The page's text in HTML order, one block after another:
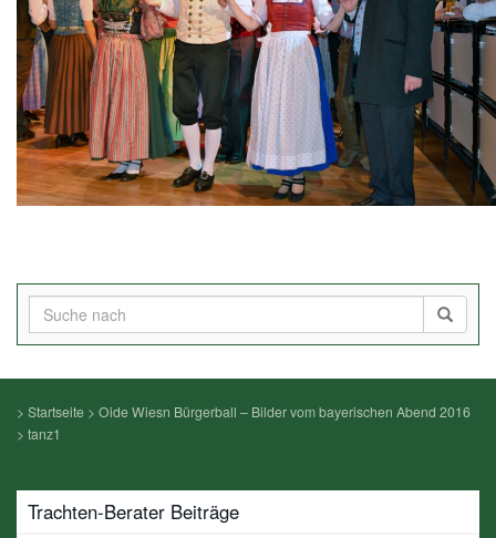
> Startseite > Oide Wiesn Bürgerball – Bilder vom bayerischen Abend 2016
> tanz1
Trachten-Berater Beiträge